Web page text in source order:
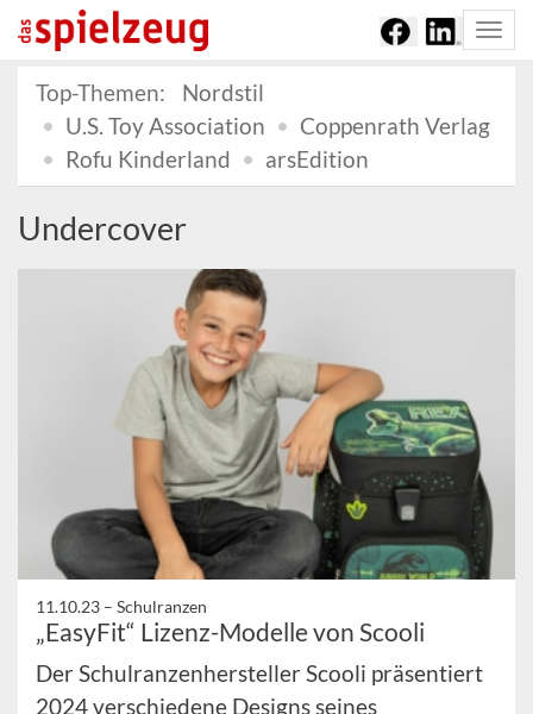
Top-Themen:
Nordstil
U.S. Toy Association
Coppenrath Verlag
Rofu Kinderland
arsEdition
Undercover
11.10.23 – Schulranzen
„EasyFit“ Lizenz-Modelle von Scooli
Der Schulranzenhersteller Scooli präsentiert
2024 verschiedene Designs seines